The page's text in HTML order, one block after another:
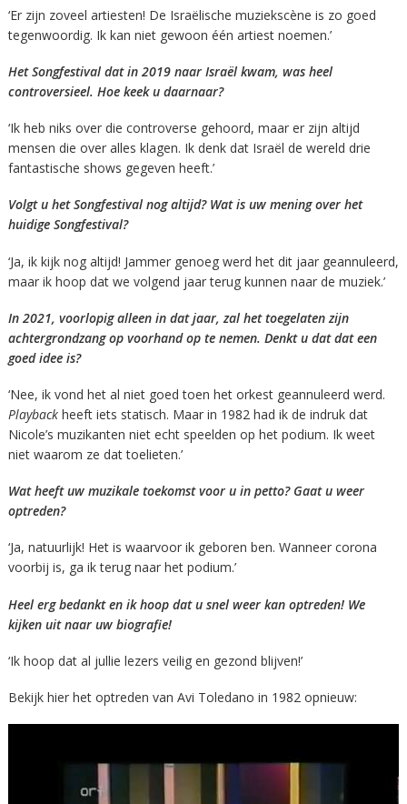
‘Er zijn zoveel artiesten! De Israëlische muziekscène is zo goed
tegenwoordig. Ik kan niet gewoon één artiest noemen.’
Het Songfestival dat in 2019 naar Israël kwam, was heel
controversieel. Hoe keek u daarnaar?
‘Ik heb niks over die controverse gehoord, maar er zijn altijd
mensen die over alles klagen. Ik denk dat Israël de wereld drie
fantastische shows gegeven heeft.’
Volgt u het Songfestival nog altijd? Wat is uw mening over het
huidige Songfestival?
‘Ja, ik kijk nog altijd! Jammer genoeg werd het dit jaar geannuleerd,
maar ik hoop dat we volgend jaar terug kunnen naar de muziek.’
In 2021, voorlopig alleen in dat jaar, zal het toegelaten zijn
achtergrondzang op voorhand op te nemen. Denkt u dat dat een
goed idee is?
‘Nee, ik vond het al niet goed toen het orkest geannuleerd werd.
Playbackheeft iets statisch. Maar in 1982 had ik de indruk dat
Nicole’s muzikanten niet echt speelden op het podium. Ik weet
niet waarom ze dat toelieten.’
Wat heeft uw muzikale toekomst voor u in petto? Gaat u weer
optreden?
‘Ja, natuurlijk! Het is waarvoor ik geboren ben. Wanneer corona
voorbij is, ga ik terug naar het podium.’
Heel erg bedankt en ik hoop dat u snel weer kan optreden! We
kijken uit naar uw biografie!
‘Ik hoop dat al jullie lezers veilig en gezond blijven!’
Bekijk hier het optreden van Avi Toledano in 1982 opnieuw: